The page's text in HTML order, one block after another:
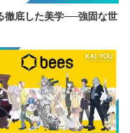
底した美学──強固な世